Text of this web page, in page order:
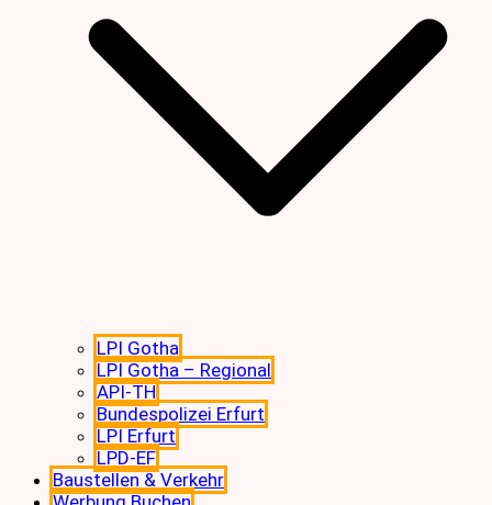
LPI Gotha
LPI Gotha – Regional
API-TH
Bundespolizei Erfurt
LPI Erfurt
LPD-EF
Baustellen & Verkehr